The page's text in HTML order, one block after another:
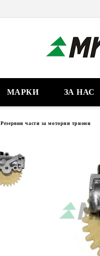
МАРКИ ЗА НАС
Резервни части за моторни триони